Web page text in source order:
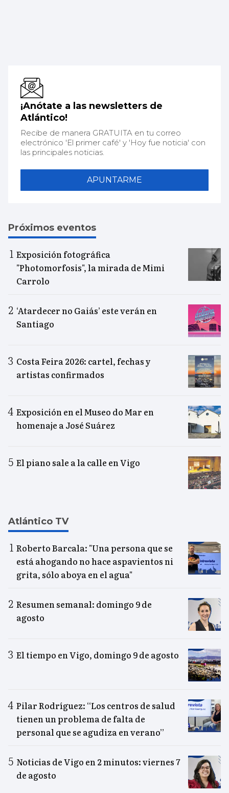
¡Anótate a las newsletters de
Atlántico!
Recibe de manera GRATUITA en tu correo
electrónico 'El primer café' y 'Hoy fue noticia' con
las principales noticias.
APUNTARME
Próximos eventos
Exposición fotográfica
"Photomorfosis", la mirada de Mimi
Carrolo
‘Atardecer no Gaiás’ este verán en
Santiago
Costa Feira 2026: cartel, fechas y
artistas confirmados
Exposición en el Museo do Mar en
homenaje a José Suárez
El piano sale a la calle en Vigo
Atlántico TV
Roberto Barcala: "Una persona que se
está ahogando no hace aspavientos ni
grita, sólo aboya en el agua"
Resumen semanal: domingo 9 de
agosto
El tiempo en Vigo, domingo 9 de agosto
Pilar Rodríguez: “Los centros de salud
tienen un problema de falta de
personal que se agudiza en verano”
Noticias de Vigo en 2 minutos: viernes 7
de agosto